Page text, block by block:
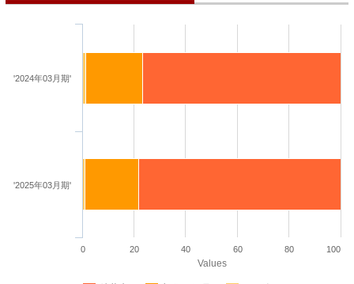
Values
'2024年03月期'
'2025年03月期'
0 20 40 60 80 100